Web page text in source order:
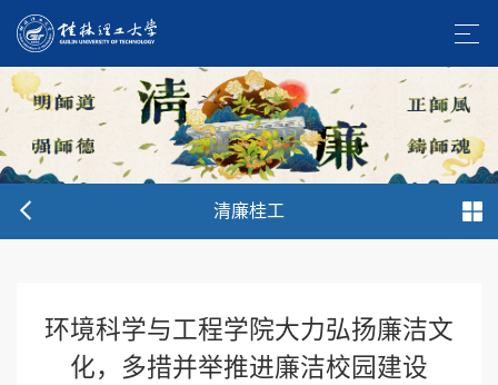
清廉桂工
环境科学与工程学院大力弘扬廉洁文
化，多措并举推进廉洁校园建设